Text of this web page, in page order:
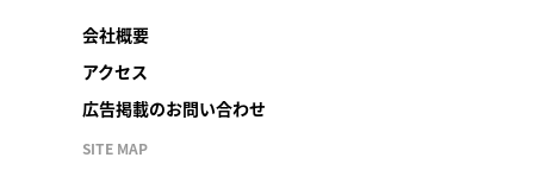
会社概要
アクセス
広告掲載のお問い合わせ
SITE MAP